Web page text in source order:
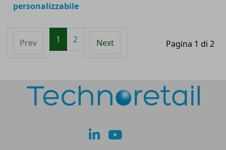
personalizzabile
Pagina 1 di 2
Prev 1 2 Next
lk yt